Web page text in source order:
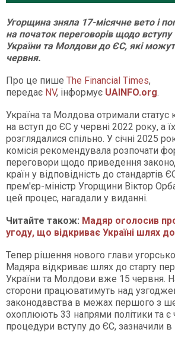
Угорщина зняла 17-місячне вето і
на початок переговорів щодо вступу
України та Молдови до ЄС, які
червня.
Про це пише The Financial Times,
передає NV, інформує UAINFO.org.
Україна та Молдова отримали статус
на вступ до ЄС у червні 2022 року, а
розглядалися спільно. У січні 2025
комісія рекомендувала розпочати
переговори щодо приведення
країн у відповідність до стандартів
прем'єр-міністр Угорщини Віктор
цей процес, нагадали у виданні.
Читайте також: Мадяр оголосив
угоду, що відкриває Україні шлях
Тепер рішення нового глави
Мадяра відкриває шлях до старту
України та Молдови вже 15 червня.
сторони працюватимуть над
законодавства в межах першого з
охоплюють 33 напрями політики та є
процедури вступу до ЄС, зазначили в